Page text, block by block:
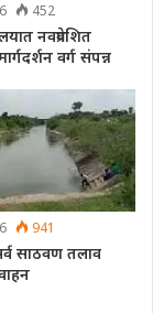
452
नवप्रवेशित
वर्ग संपन्न
941
साठवण तलाव